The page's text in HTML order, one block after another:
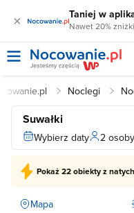
× Taniej w
Nawet 20%
Noclegi
Suwałki
Wybierz daty 2 osoby
Pokaż22 obiektyz
Mapa